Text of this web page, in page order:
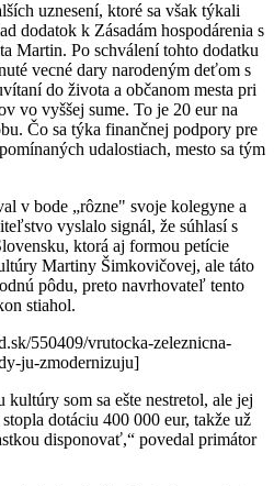
uznesení, ktoré sa však týkali
dodatok k Zásadám hospodárenia s
Martin. Po schválení tohto dodatku
vecné dary narodeným deťom s
do života a občanom mesta pri
vo vyššej sume. To je 20 eur na
Čo sa týka finančnej podpory pre
udalostiach, mesto sa tým
v bode „rôzne" svoje kolegyne a
vyslalo signál, že súhlasí s
ktorá aj formou petície
Martiny Šimkovičovej, ale táto
pôdu, preto navrhovateľ tento
stiahol.
550409/vrutocka-zeleznicna-
ju-zmodernizuju]
kultúry som sa ešte nestretol, ale jej
dotáciu 400 000 eur, takže už
disponovať,“ povedal primátor